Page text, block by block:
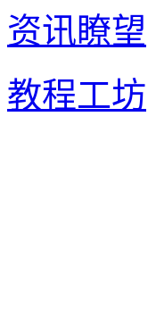
资讯瞭望
教程工坊